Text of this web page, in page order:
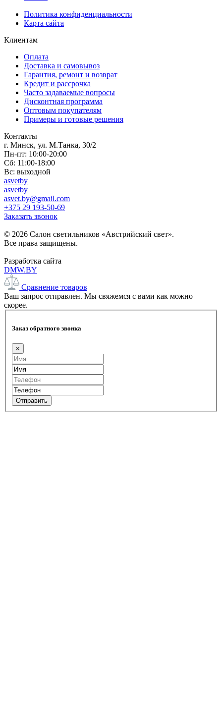
Политика конфиденциальности
Карта сайта
Клиентам
Оплата
Доставка и самовывоз
Гарантия, ремонт и возврат
Кредит и рассрочка
Часто задаваемые вопросы
Дисконтная программа
Оптовым покупателям
Примеры и готовые решения
Контакты
г. Минск, ул. М.Танка, 30/2
Пн-пт: 10:00-20:00
Сб: 11:00-18:00
Вс: выходной
asvetby
asvetby
asvet.by@gmail.com
+375 29 193-50-69
Заказать звонок
© 2026 Салон светильников «Австрийский свет».
Все права защищены.
Разработка сайта
DMW.BY
Сравнение товаров
Ваш запрос отправлен. Мы свяжемся с вами как можно
скорее.
Заказ обратного звонка
×
Отправить